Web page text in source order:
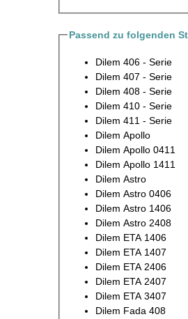
Passend zu folgenden
Dilem 406 - Serie
Dilem 407 - Serie
Dilem 408 - Serie
Dilem 410 - Serie
Dilem 411 - Serie
Dilem Apollo
Dilem Apollo 0411
Dilem Apollo 1411
Dilem Astro
Dilem Astro 0406
Dilem Astro 1406
Dilem Astro 2408
Dilem ETA 1406
Dilem ETA 1407
Dilem ETA 2406
Dilem ETA 2407
Dilem ETA 3407
Dilem Fada 408